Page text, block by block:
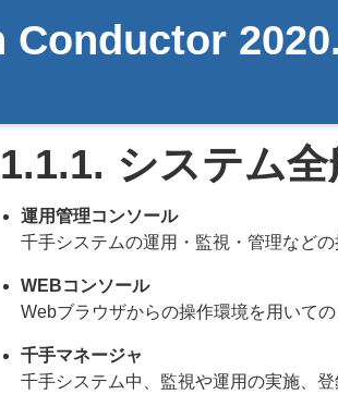
システム全
運用管理コンソール
千手システムの運用・監視・管理など
WEBコンソール
Webブラウザからの操作環境を用いての
千手マネージャ
千手システム中、監視や運用の実施、